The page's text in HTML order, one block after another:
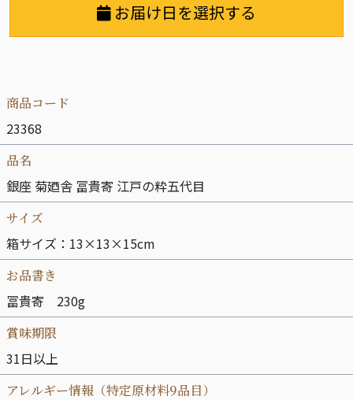
お届け日を選択する
商品コード
23368
品名
銀座 菊廼舎 冨貴寄 江戸の粋五代目
サイズ
箱サイズ：13×13×15cm
お品書き
冨貴寄 230g
賞味期限
31日以上
アレルギー情報（特定原材料9品目）